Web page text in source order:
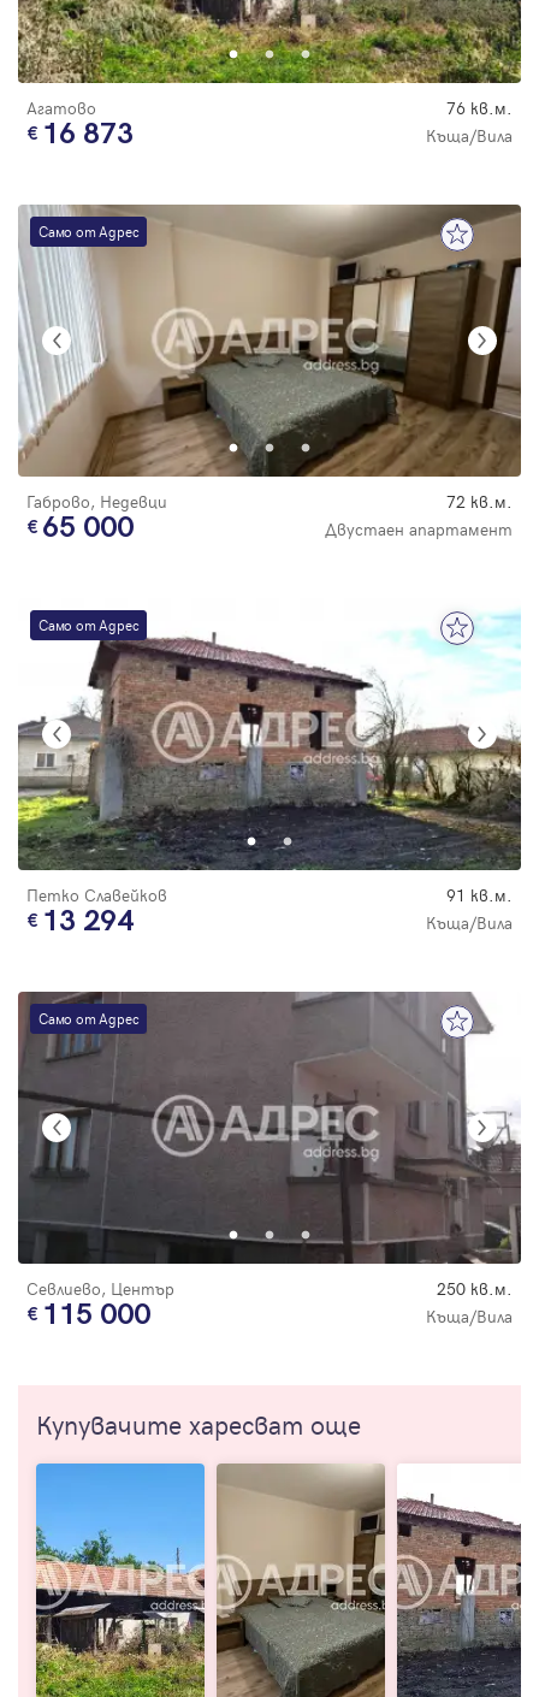
Агатово 76 кв.м.
16 873 Къща/Вила
Само от Адрес
Габрово, Недевци 72 кв.м.
65 000 Двустаен апартамент
Само от Адрес
Петко Славейков 91 кв.м.
13 294 Къща/Вила
Само от Адрес
Севлиево, Център 250 кв.м.
115 000 Къща/Вила
Купувачите харесват още
Парола
Забравена парола